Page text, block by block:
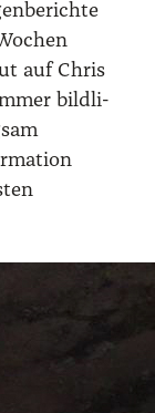
auf Chris
bild­li­